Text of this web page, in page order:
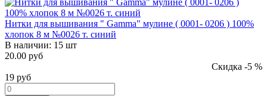
Нитки для вышивания " Gamma" мулине ( 0001- 0206 ) 100%
хлопок 8 м №0026 т. синий
В наличии: 15 шт
20.00 руб
Скидка -5 %
19 руб